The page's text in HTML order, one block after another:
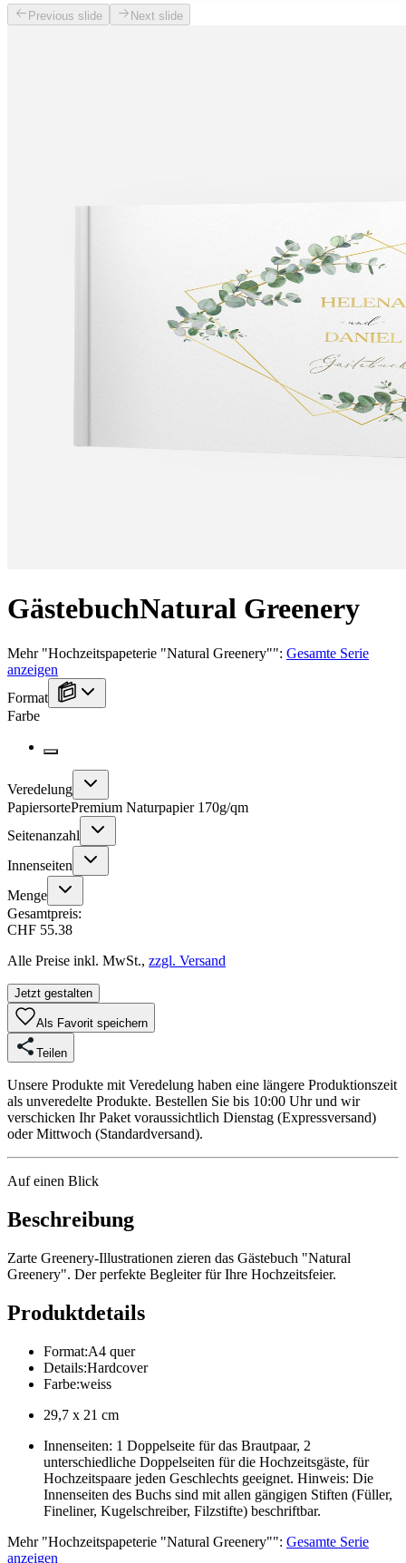
Previous slide Next slide
GästebuchNatural Greenery
Mehr"Hochzeitspapeterie "Natural Greenery"": Gesamte Serie
anzeigen
Format
Farbe
Veredelung
PapiersortePremium Naturpapier 170g/qm
Seitenanzahl
Innenseiten
Menge
Gesamtpreis:
CHF 55.38
Alle Preise inkl. MwSt., zzgl. Versand
Jetzt gestalten
Als Favorit speichern
Teilen
Unsere Produkte mit Veredelung haben eine längere Produktionszeit
als unveredelte Produkte. Bestellen Sie bis 10:00 Uhr und wir
verschicken Ihr Paket voraussichtlich Dienstag (Expressversand)
oder Mittwoch (Standardversand).
Auf einen Blick
Beschreibung
Zarte Greenery-Illustrationen zieren das Gästebuch "Natural
Greenery". Der perfekte Begleiter für Ihre Hochzeitsfeier.
Produktdetails
Format:A4 quer
Details:Hardcover
Farbe:weiss
29,7 x 21 cm
Innenseiten: 1 Doppelseite für das Brautpaar, 2
unterschiedliche Doppelseiten für die Hochzeitsgäste, für
Hochzeitspaare jeden Geschlechts geeignet. Hinweis: Die
Innenseiten des Buchs sind mit allen gängigen Stiften (Füller,
Fineliner, Kugelschreiber, Filzstifte) beschriftbar.
Mehr"Hochzeitspapeterie "Natural Greenery"": Gesamte Serie
anzeigen